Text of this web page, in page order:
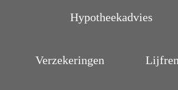
Hypotheekadvies
Verzekeringen